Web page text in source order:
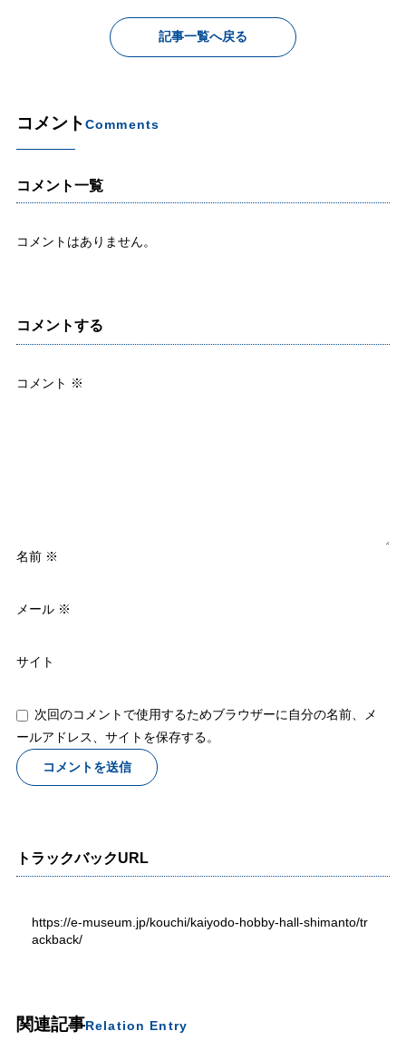
記事一覧へ戻る
コメントComments
コメント一覧
コメントはありません。
コメントする
コメント ※
名前 ※
メール ※
サイト
次回のコメントで使用するためブラウザーに自分の名前、メ
ールアドレス、サイトを保存する。
トラックバックURL
https://e-museum.jp/kouchi/kaiyodo-hobby-hall-shimanto/tr
ackback/
関連記事Relation Entry